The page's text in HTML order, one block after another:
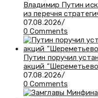
Владимир Путин
из перечня
07.08.2026/
0 Comments
Путин поручил
акций
07.08.2026/
0 Comments